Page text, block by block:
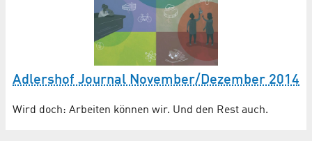
Adlershof Journal November/Dezember 2014
Wird doch: Arbeiten können wir. Und den Rest auch.